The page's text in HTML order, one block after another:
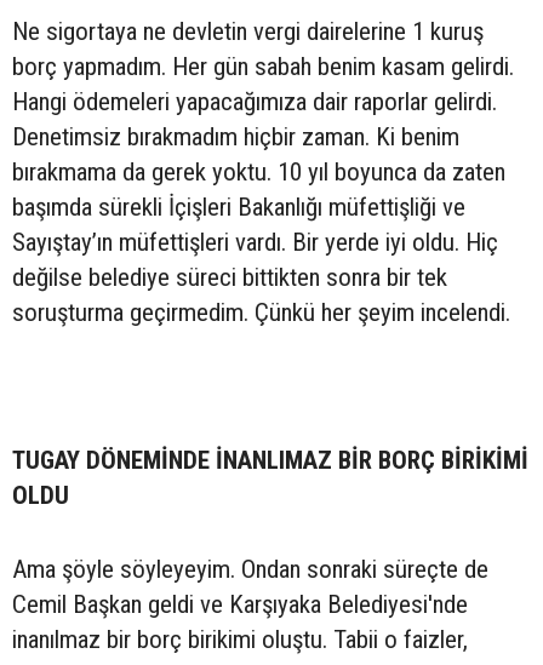
Ne sigortaya ne devletin vergi dairelerine 1 kuruş
borç yapmadım. Her gün sabah benim kasam gelirdi.
Hangi ödemeleri yapacağımıza dair raporlar gelirdi.
Denetimsiz bırakmadım hiçbir zaman. Ki benim
bırakmama da gerek yoktu. 10 yıl boyunca da zaten
başımda sürekli İçişleri Bakanlığı müfettişliği ve
Sayıştay’ın müfettişleri vardı. Bir yerde iyi oldu. Hiç
değilse belediye süreci bittikten sonra bir tek
soruşturma geçirmedim. Çünkü her şeyim incelendi.
TUGAY DÖNEMİNDE İNANLIMAZ BİR BORÇ BİRİKİMİ
OLDU
Ama şöyle söyleyeyim. Ondan sonraki süreçte de
Cemil Başkan geldi ve Karşıyaka Belediyesi'nde
inanılmaz bir borç birikimi oluştu. Tabii o faizler,